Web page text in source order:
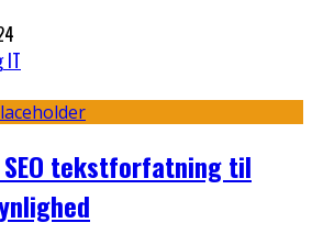
IT
tekstforfatning til